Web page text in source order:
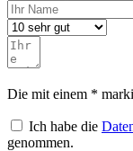
Die mit einem *
Ich habe die
genommen.